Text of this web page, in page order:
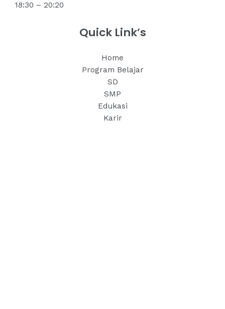
18:30 – 20:20
Quick Link’s
Home
Program Belajar
SD
SMP
Edukasi
Karir